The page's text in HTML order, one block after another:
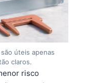
úteis apenas
claros.
risco